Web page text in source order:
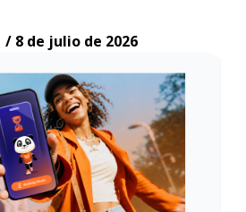
/ 8 de julio de 2026